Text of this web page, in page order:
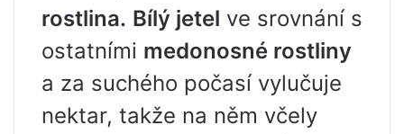
rostlina. Bílý jetel ve srovnání s
ostatními medonosné rostliny
a za suchého počasí vylučuje
nektar, takže na něm včely